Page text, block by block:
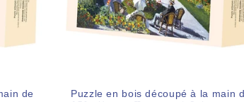
de
Puzzle en bois découpé à la main